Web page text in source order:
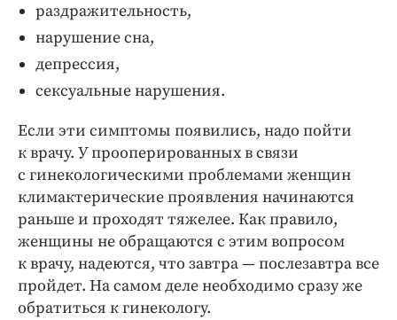
раздражительность,
нарушение сна,
депрессия,
сексуальные нарушения.
Если эти симптомы появились, надо пойти
к врачу. У прооперированных в связи
с гинекологическими проблемами женщин
климактерические проявления начинаются
раньше и проходят тяжелее. Как правило,
женщины не обращаются с этим вопросом
к врачу, надеются, что завтра — послезавтра все
пройдет. На самом деле необходимо сразу же
обратиться к гинекологу.